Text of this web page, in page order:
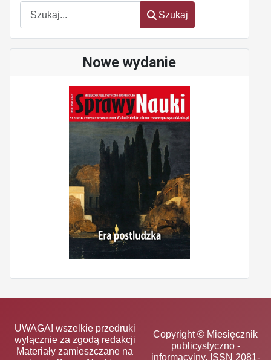
Szukaj
Szukaj
Nowe wydanie
UWAGA! wszelkie przedruki
wyłącznie za zgodą redakcji
Materiały zamieszczane na
Copyright © Miesięcznik
publicystyczno -
informacyjny, ISSN 2081-